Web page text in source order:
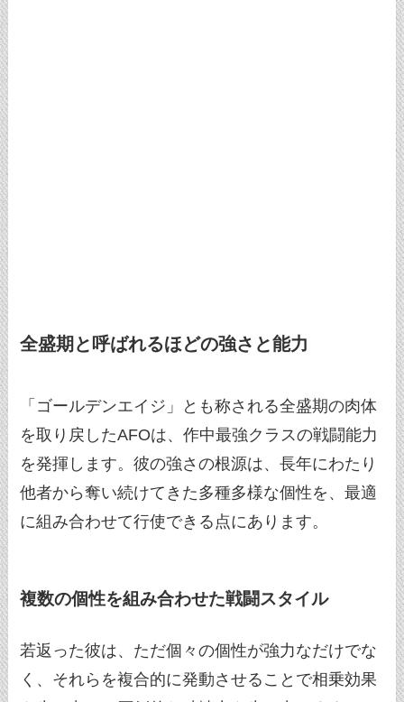
全盛期と呼ばれるほどの強さと能力
「ゴールデンエイジ」とも称される全盛期の肉体
を取り戻したAFOは、作中最強クラスの戦闘能力
を発揮します。彼の強さの根源は、長年にわたり
他者から奪い続けてきた多種多様な個性を、最適
に組み合わせて行使できる点にあります。
複数の個性を組み合わせた戦闘スタイル
若返った彼は、ただ個々の個性が強力なだけでな
く、それらを複合的に発動させることで相乗効果